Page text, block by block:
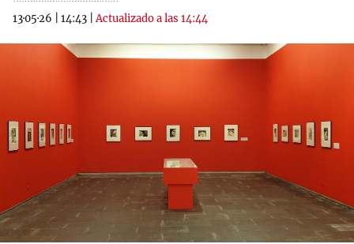
13·05·26
14:43 |Actualizado a las 14:44